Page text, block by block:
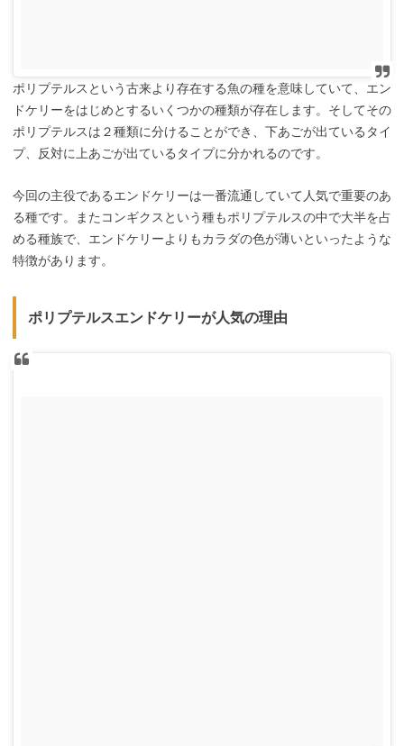
ポリプテルスという古来より存在する魚の種を意味していて、エン
ドケリーをはじめとするいくつかの種類が存在します。そしてその
ポリプテルスは２種類に分けることができ、下あごが出ているタイ
プ、反対に上あごが出ているタイプに分かれるのです。
今回の主役であるエンドケリーは一番流通していて人気で重要のあ
る種です。またコンギクスという種もポリプテルスの中で大半を占
める種族で、エンドケリーよりもカラダの色が薄いといったような
特徴があります。
ポリプテルスエンドケリーが人気の理由